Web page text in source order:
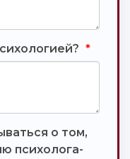
*
о том,
психолога-